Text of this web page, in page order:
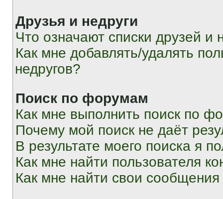
Друзья и недруги
Что означают списки друзей и
Как мне добавлять/удалять
недругов?
Поиск по форумам
Как мне выполнить поиск по
Почему мой поиск не даёт
В результате моего поиска я
Как мне найти пользователя
Как мне найти свои